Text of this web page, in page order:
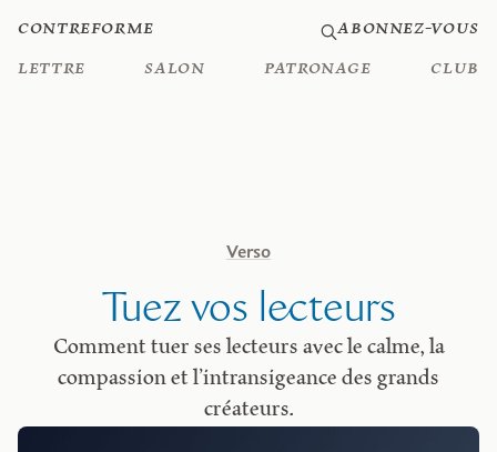
Contreforme
Lettre
Salon Patronage Club
Abonnez-vous
Verso
Tuez vos lecteurs
Comment tuer ses lecteurs avec le calme, la
compassion et l’intransigeance des grands
créateurs.